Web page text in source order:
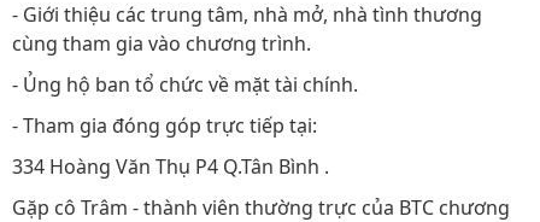
- Giới thiệu các trung tâm, nhà mở, nhà tình thương
cùng tham gia vào chương trình.
- Ủng hộ ban tổ chức về mặt tài chính.
- Tham gia đóng góp trực tiếp tại:
334 Hoàng Văn Thụ P4 Q.Tân Bình .
Gặp cô Trâm - thành viên thường trực của BTC chương